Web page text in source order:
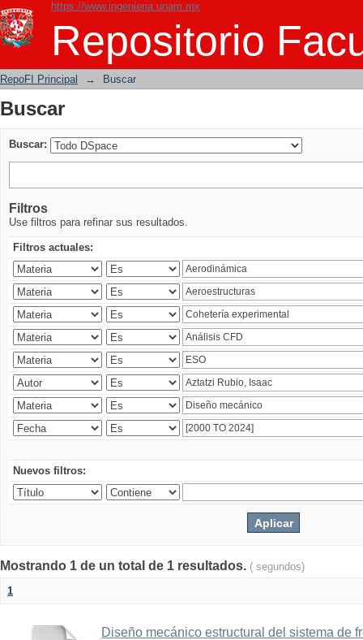
https://www.ingenieria.unam.mx
Repositorio
Buscar
RepoFI Principal → Buscar
Buscar
Buscar:
Filtros
Use filtros para refinar sus resultados.
Filtros actuales:
Nuevos filtros:
Mostrando 1 de un total de 1 resultados. ( segundos)
1
Diseño mecánico estructural del sistema de